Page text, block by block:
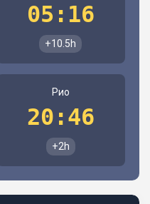
05:16
+10.5h
Рио
20:46
+2h